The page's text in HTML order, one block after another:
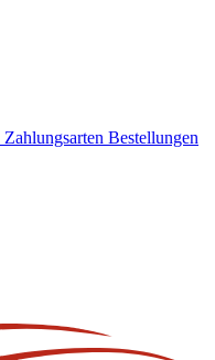
Zahlungsarten Bestellungen